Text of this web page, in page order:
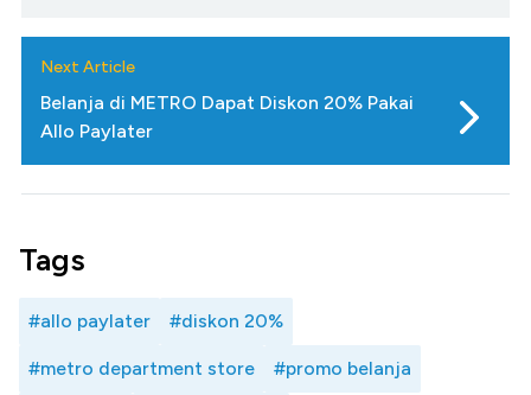
Next Article
Belanja di METRO Dapat Diskon 20% Pakai
Allo Paylater
Tags
#allo paylater #diskon 20%
#metro department store #promo belanja